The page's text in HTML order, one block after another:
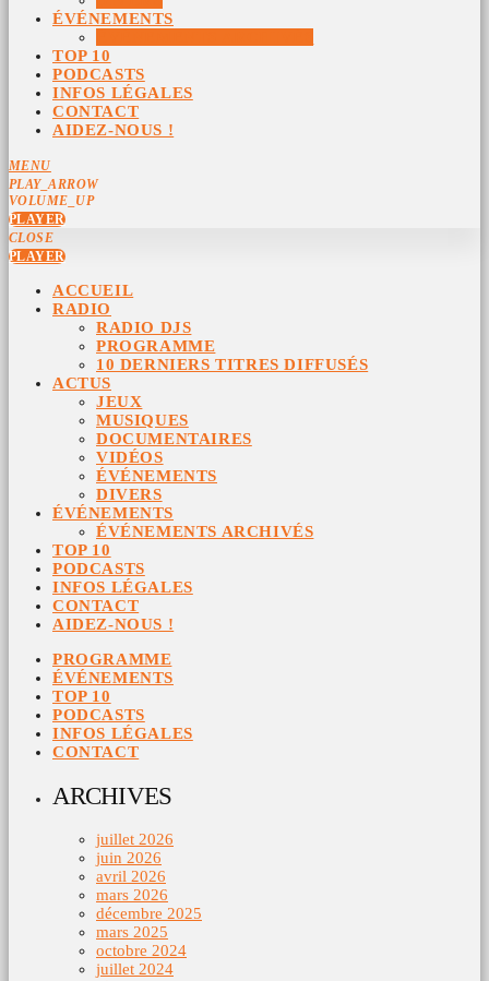
ÉVÉNEMENTS
TOP 10
PODCASTS
INFOS LÉGALES
CONTACT
AIDEZ-NOUS !
MENU
PLAY_ARROW
VOLUME_UP
PLAYER
CLOSE
PLAYER
ACCUEIL
RADIO
RADIO DJS
PROGRAMME
10 DERNIERS TITRES DIFFUSÉS
ACTUS
JEUX
MUSIQUES
DOCUMENTAIRES
VIDÉOS
ÉVÉNEMENTS
DIVERS
ÉVÉNEMENTS
ÉVÉNEMENTS ARCHIVÉS
TOP 10
PODCASTS
INFOS LÉGALES
CONTACT
AIDEZ-NOUS !
PROGRAMME
ÉVÉNEMENTS
TOP 10
PODCASTS
INFOS LÉGALES
CONTACT
ARCHIVES
juillet 2026
juin 2026
avril 2026
mars 2026
décembre 2025
mars 2025
octobre 2024
juillet 2024